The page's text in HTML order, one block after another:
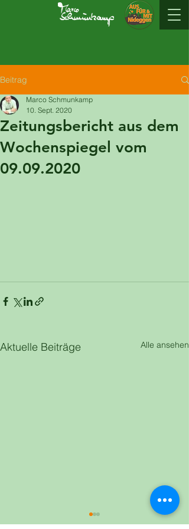
Beitrag
Zeitungsbericht aus dem
Wochenspiegel vom
09.09.2020
Marco Schmunkamp
10. Sept. 2020
Aktuelle Beiträge Alle ansehen
Infoabende